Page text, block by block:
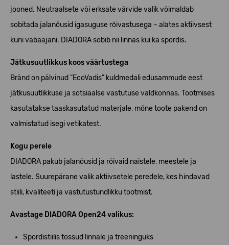
jooned. Neutraalsete või erksate värvide valik võimaldab
sobitada jalanõusid igasuguse rõivastusega – alates aktiivsest
kuni vabaajani. DIADORA sobib nii linnas kui ka spordis.
Jätkusuutlikkus koos väärtustega
Bränd on pälvinud “EcoVadis” kuldmedali edusammude eest
jätkusuutlikkuse ja sotsiaalse vastutuse valdkonnas. Tootmises
kasutatakse taaskasutatud materjale, mõne toote pakend on
valmistatud isegi vetikatest.
Kogu perele
DIADORA pakub jalanõusid ja rõivaid naistele, meestele ja
lastele. Suurepärane valik aktiivsetele peredele, kes hindavad
stiili, kvaliteeti ja vastutustundlikku tootmist.
Avastage DIADORA Open24 valikus:
Spordistiilis tossud linnale ja treeninguks